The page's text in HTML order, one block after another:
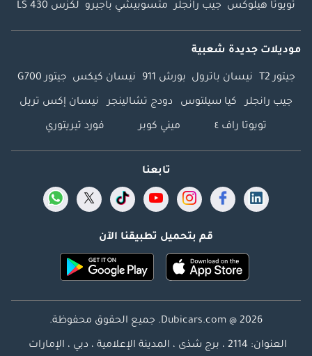
تويوتا هيلوكس جيب رانجلر متسوبيشي باجيرو لكزس LS 430
موديلات جديدة شعبية
جيتور T2 نيسان باترول بورش 911 نيسان كيكس جيتور G700
جيب رانجلر كيا سيلتوس دودج تشالينجر نيسان إكس تريل
تويوتا راف ٤ ميني كوبر فورد تيريتوري
تابعنا
قم بتحميل تطبيقنا الآن
Dubicars.com @ 2026. جميع الحقوق محفوظة.
العنوان: 2114 ، برج شذى ، المدينة الإعلامية ، دبي ، الإمارات